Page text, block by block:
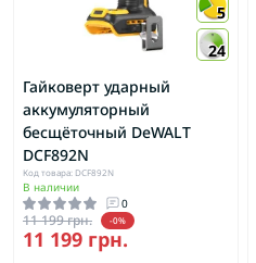
5
24
Гайковерт ударный
аккумуляторный
бесщёточный DeWALT
DCF892N
Код товара: DCF892N
В наличии
0
11 199 грн. -0%
11 199 грн.